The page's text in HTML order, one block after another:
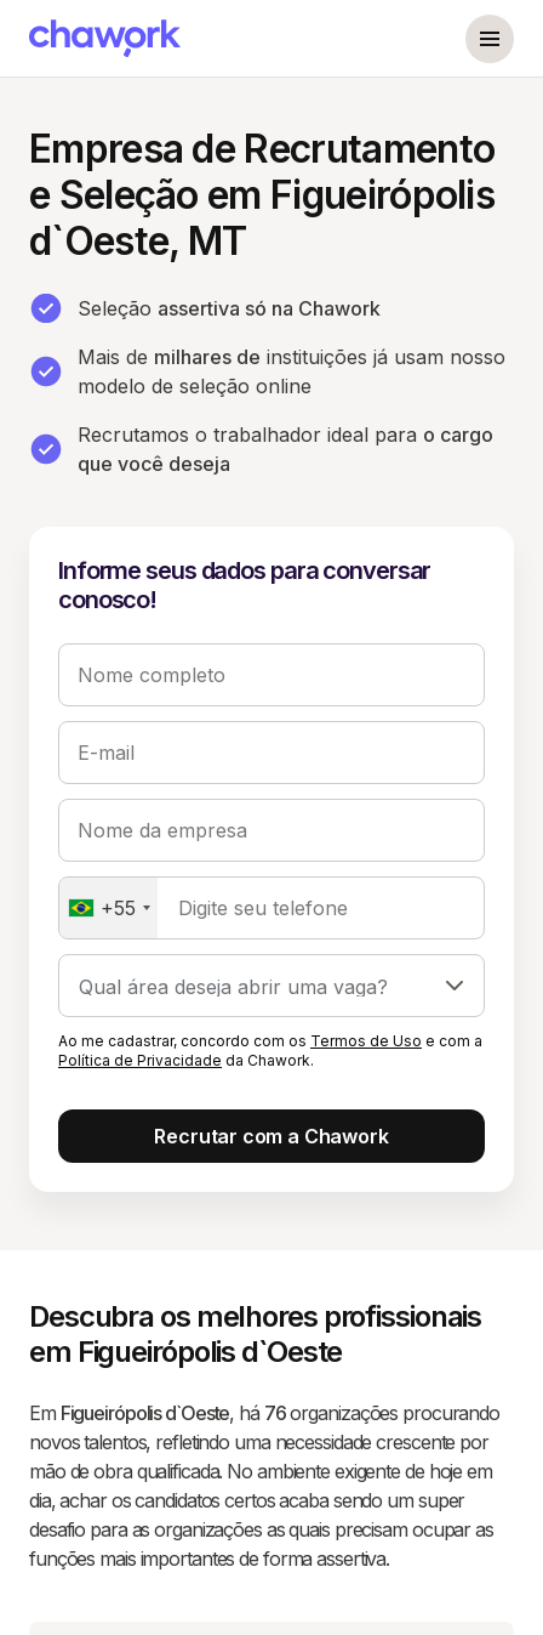
Empresa de Recrutamento
e Seleção em Figueirópolis
d`Oeste, MT
Seleção assertiva só na Chawork
Mais de milhares de instituições já usam nosso
modelo de seleção online
Recrutamos o trabalhador ideal para o cargo
que você deseja
Informe seus dados para conversar
conosco!
Nome completo
E-mail
Nome da empresa
+55 Digite seu telefone
Ao me cadastrar, concordo com os Termos de Uso e com a
Política de Privacidade da Chawork.
Recrutar com a Chawork
Descubra os melhores profissionais
em Figueirópolis d`Oeste
Em Figueirópolis d`Oeste, há 76organizações procurando
novos talentos, refletindo uma necessidade crescente por
mão de obra qualificada. No ambiente exigente de hoje em
dia, achar os candidatos certos acaba sendo um super
desafio para as organizações as quais precisam ocupar as
funções mais importantes de forma assertiva.